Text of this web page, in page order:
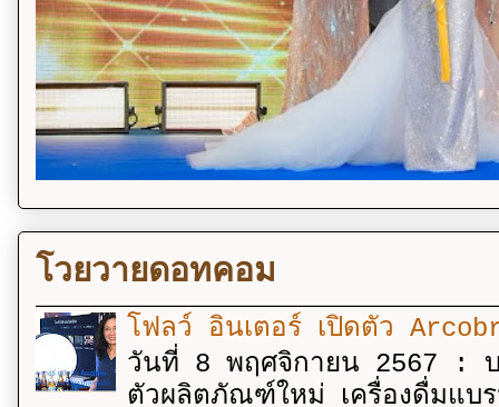
โวยวายดอทคอม
โฟลว์ อินเตอร์ เปิดตัว
วันที่ 8 พฤศจิกายน 2567 : บ
ตัวผลิตภัณฑ์ใหม่ เครื่องดื่มแบ